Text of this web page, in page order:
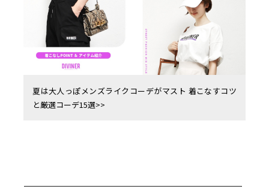
夏は大人っぽメンズライクコーデがマスト 着こなすコツ
と厳選コーデ15選>>